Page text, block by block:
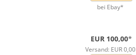
bei Ebay*
EUR 100,00*
Versand: EUR 0,00